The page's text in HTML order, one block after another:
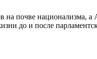
на почве национализма, а
до и после